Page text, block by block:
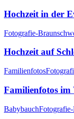
Hochzeit in der
Fotografie-
Hochzeit auf
Familienfotos
Familienfotos im
Babybauch